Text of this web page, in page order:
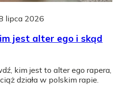
lipca 2026
jest alter ego i skąd
kim jest to alter ego rapera,
działa w polskim rapie.